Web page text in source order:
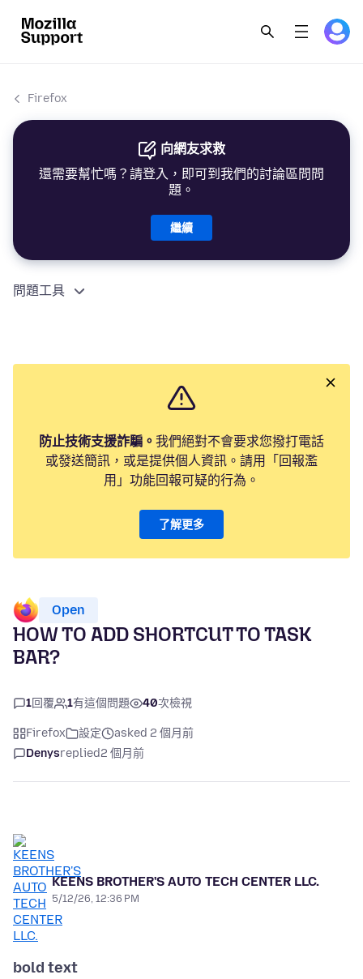
Firefox
向網友求救
還需要幫忙嗎？請登入，即可到我們的討論區問問
題。
繼續
問題工具
防止技術支援詐騙。 我們絕對不會要求您撥打電話
或發送簡訊，或是提供個人資訊。請用「回報濫
用」功能回報可疑的行為。
了解更多
Open
HOW TO ADD SHORTCUT TO TASK
BAR?
1回覆 1有這個問題 40次檢視
Firefox 設定
asked 2 個月前
Denysreplied2 個月前
KEENS BROTHER'S AUTO TECH CENTER LLC.
5/12/26, 12:36 PM
bold text